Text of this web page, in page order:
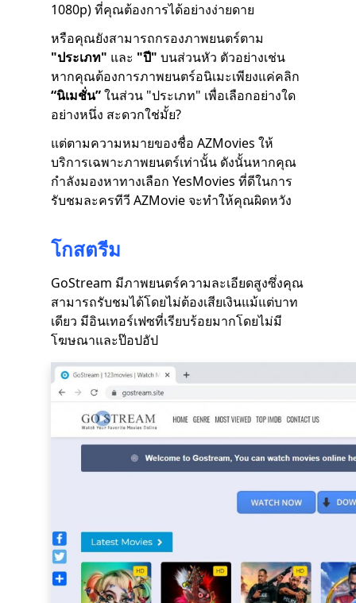
1080p) ที่คุณต้องการได้อย่างง่ายดาย
หรือคุณยังสามารถกรองภาพยนตร์ตาม
"ประเภท" และ "ปี" บนส่วนหัว ตัวอย่างเช่น
หากคุณต้องการภาพยนตร์อนิเมะเพียงแค่คลิก
“นิเมชั่น”ในส่วน "ประเภท" เพื่อเลือกอย่างใด
อย่างหนึ่ง สะดวกใช่มั้ย?
แต่ตามความหมายของชื่อ AZMovies ให้
บริการเฉพาะภาพยนตร์เท่านั้น ดังนั้นหากคุณ
กำลังมองหาทางเลือก YesMovies ที่ดีในการ
รับชมละครทีวี AZMovie จะทำให้คุณผิดหวัง
โกสตรีม
GoStream มีภาพยนตร์ความละเอียดสูงซึ่งคุณ
สามารถรับชมได้โดยไม่ต้องเสียเงินแม้แต่บาท
เดียว มีอินเทอร์เฟซที่เรียบร้อยมากโดยไม่มี
โฆษณาและป๊อปอัป